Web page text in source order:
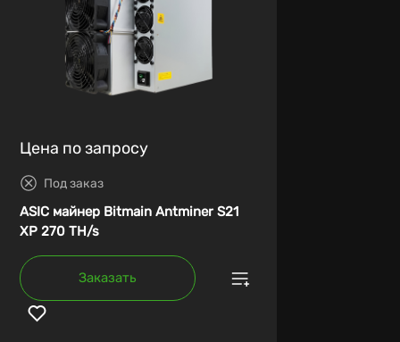
Цена по запросу
Под заказ
ASIC майнер Bitmain Antminer S21
XP 270 TH/s
Заказать